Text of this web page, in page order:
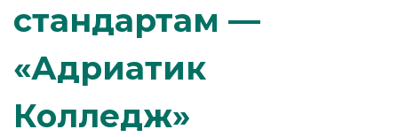
стандартам —
«Адриатик
Колледж»